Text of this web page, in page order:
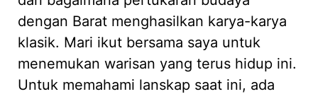
dengan Barat menghasilkan karya-karya
klasik. Mari ikut bersama saya untuk
menemukan warisan yang terus hidup ini.
Untuk memahami lanskap saat ini, ada